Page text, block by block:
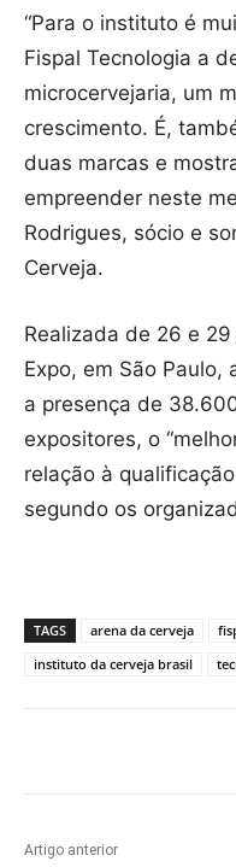
“Para o instituto é
Fispal Tecnologia a
microcervejaria, um
crescimento. É,
duas marcas e
empreender neste
Rodrigues, sócio e
Cerveja.
Realizada de 26 e
Expo, em São Paulo,
a presença de
expositores, o
relação à
segundo os
TAGS arena da cerveja
instituto da cerveja brasil
Artigo anterior